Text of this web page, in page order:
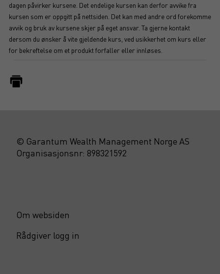
dagen påvirker kursene. Det endelige kursen kan derfor avvike fra
kursen som er oppgitt på nettsiden. Det kan med andre ord forekomme
avvik og bruk av kursene skjer på eget ansvar. Ta gjerne kontakt
dersom du ønsker å vite gjeldende kurs, ved usikkerhet om kurs eller
for bekreftelse om et produkt forfaller eller innløses.
© Garantum Wealth Management Norge AS
Organisasjonsnr: 898321592
Om websiden
Rådgiver logg in